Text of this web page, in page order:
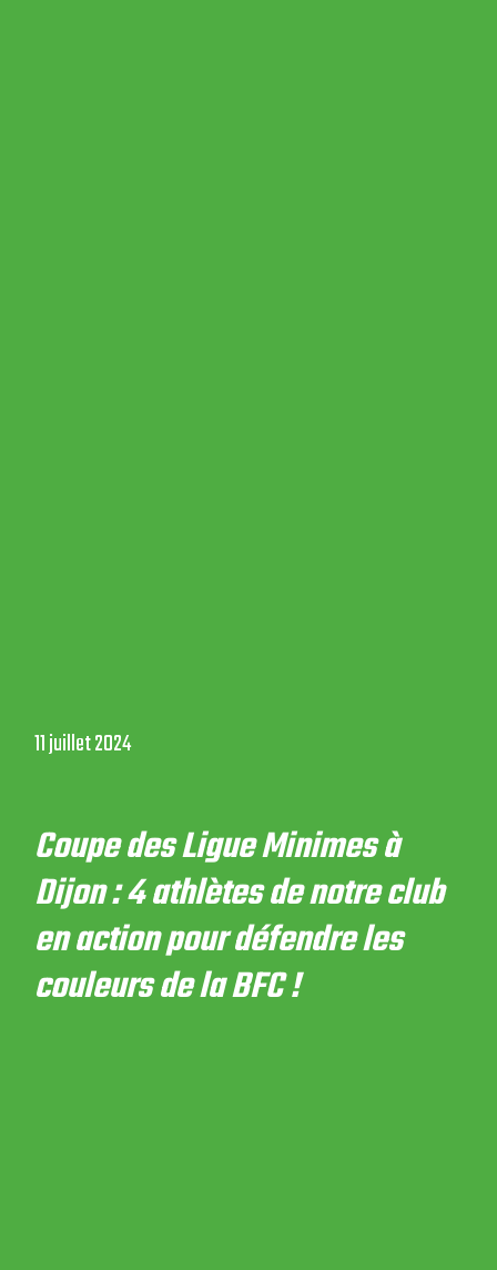
11 juillet 2024
Coupe des Ligue Minimes à
Dijon : 4 athlètes de notre club
en action pour défendre les
couleurs de la BFC !